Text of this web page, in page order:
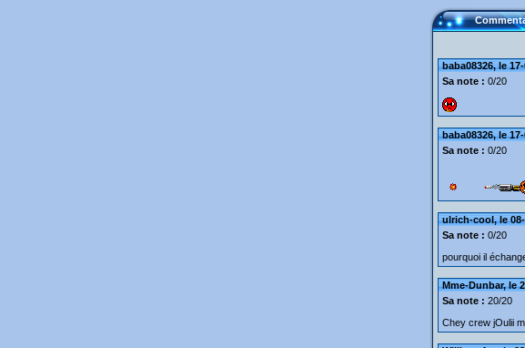
baba08326, le
Sa note : 0/20
baba08326, le
Sa note : 0/20
ulrich-cool, le 08-
Sa note : 0/20
pourquoi il
Mme-Dunbar, le
Sa note : 20/20
Chey crew jOulii